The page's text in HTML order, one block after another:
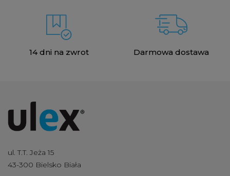
14 dni na zwrot Darmowa dostawa
ul. T.T. Jeża 15
43-300 Bielsko Biała